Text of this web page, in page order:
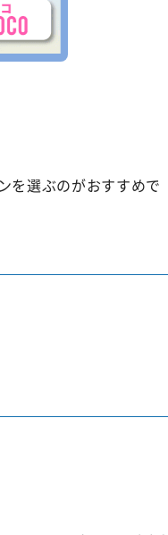
を選ぶのがおすすめで